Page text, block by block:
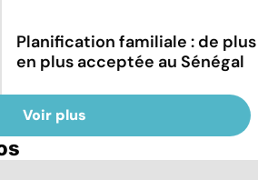
Planification familiale : de plus
en plus acceptée au Sénégal
Voir plus